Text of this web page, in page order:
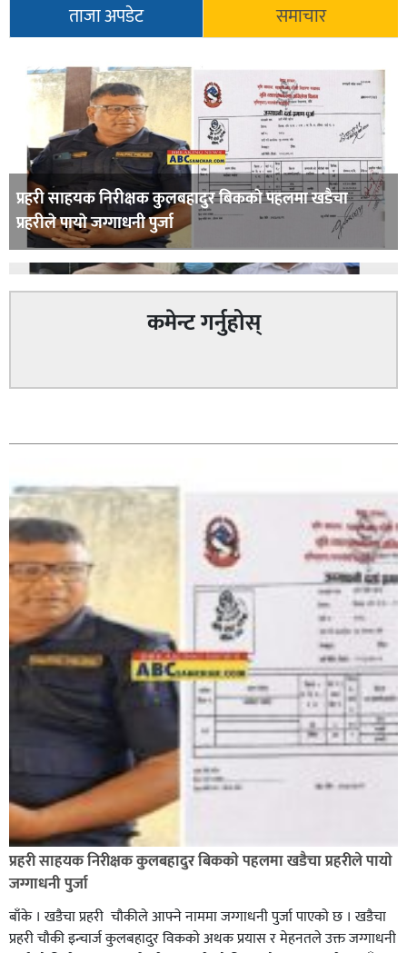
ताजा अपडेट समाचार
प्रहरी साहयक निरीक्षक कुलबहादुर बिककाे पहलमा खडैचा
प्रहरीले पायाे जग्गाधनी पुर्जा
भिक्षा मागेर कारमा घुम्ने बाबाहरूलाई दाङ प्रहरीले पक्राउ,भारत
फर्कने सर्तमा रिहा,
रौतहटमा १२ हजार लिटर पेट्रोल बोकेको ट्यांकर दुर्घटनापछि
आगलागी सडक अबरुद्ध,
कमेन्ट गर्नुहोस्
प्रहरी साहयक निरीक्षक कुलबहादुर बिककाे पहलमा खडैचा प्रहरीले पायाे
जग्गाधनी पुर्जा
बाँके । खडैचा प्रहरी चाैकीले आफ्ने नाममा जग्गाधनी पुर्जा पाएकाे छ । खडैचा
प्रहरी चाैकी इन्चार्ज कुलबहादुर विककाे अथक प्रयास र मेहनतले उक्त जग्गाधनी